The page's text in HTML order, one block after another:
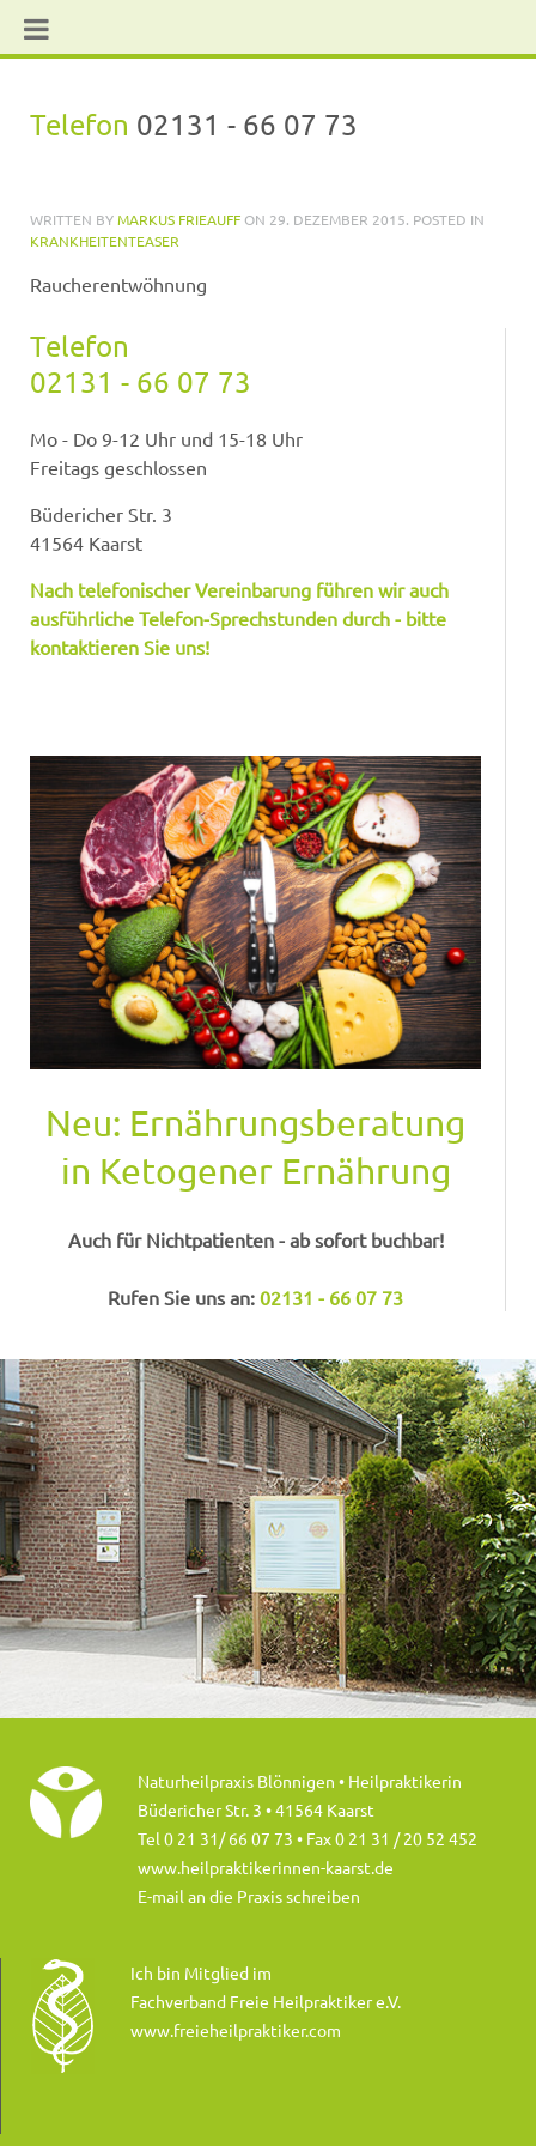
Telefon 02131 - 66 07 73
WRITTEN BYMARKUS FRIEAUFF ON 29. DEZEMBER 2015. POSTED IN
KRANKHEITENTEASER
Raucherentwöhnung
Telefon
02131 - 66 07 73
Mo - Do 9-12 Uhr und 15-18 Uhr
Freitags geschlossen
Büdericher Str. 3
41564 Kaarst
Nach telefonischer Vereinbarung führen wir auch
ausführliche Telefon-Sprechstunden durch - bitte
kontaktieren Sie uns!
Neu: Ernährungsberatung
in Ketogener Ernährung
Auch für Nichtpatienten - ab sofort buchbar!
Rufen Sie uns an: 02131 - 66 07 73
Naturheilpraxis Blönnigen • Heilpraktikerin
Büdericher Str. 3 • 41564 Kaarst
Tel 0 21 31/ 66 07 73 • Fax 0 21 31 / 20 52 452
www.heilpraktikerinnen-kaarst.de
E-mail an die Praxis schreiben
Ich bin Mitglied im
Fachverband Freie Heilpraktiker e.V.
www.freieheilpraktiker.com